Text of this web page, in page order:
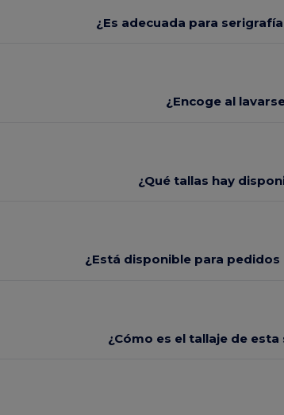
¿Es adecuada para
¿Encoge al
¿Qué tallas hay
¿Está disponible para
¿Cómo es el tallaje de esta